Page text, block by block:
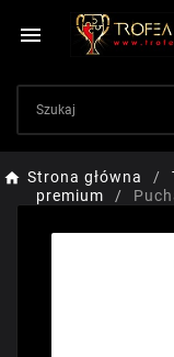

Strona główna
premium